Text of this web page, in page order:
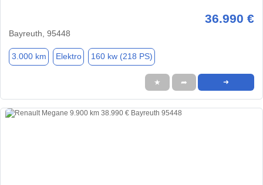
36.990 €
Bayreuth, 95448
3.000 km Elektro 160 kw (218 PS)
★ ➦ ➜